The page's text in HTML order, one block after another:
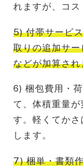
れますが、コス
5) 付帯サービ
取りの追加サ
などが加算され
6) 梱包費用・
て、体積重量
す。軽くてか
します。
7) 梱単・書類